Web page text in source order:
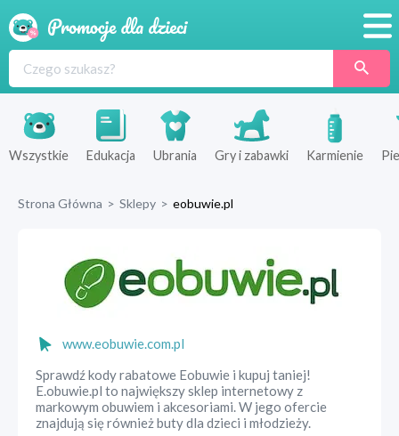
Produkty
Sklepy
Wszystkie Edukacja Ubrania Gry i zabawki Karmienie
Strona Główna > Sklepy > eobuwie.pl
www.eobuwie.com.pl
Sprawdź kody rabatowe Eobuwie i kupuj taniej!
E.obuwie.pl to największy sklep internetowy z
markowym obuwiem i akcesoriami. W jego ofercie
znajdują się również buty dla dzieci i młodzieży.